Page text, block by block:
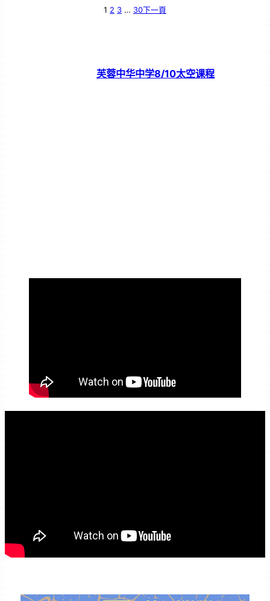
1 2 3 … 30下一頁
芙蓉中华中学8/10太空课程